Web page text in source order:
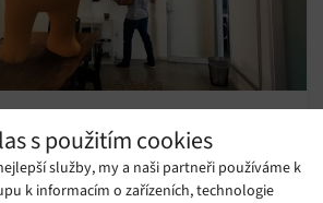
s použitím cookies
služby, my a naši partneři používáme k
k informacím o zařízeních, technologie
rozvoji rozšířené reality
a Google oficiálně potvrdily spolupráci